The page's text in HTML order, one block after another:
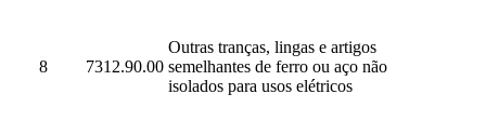
8 7312.90.00
Outras tranças, lingas e artigos
semelhantes de ferro ou aço não
isolados para usos elétricos